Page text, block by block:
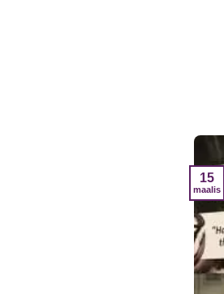
15
maalis